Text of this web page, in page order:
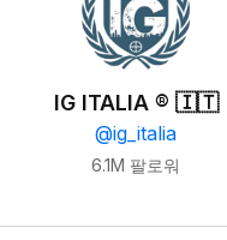
IG ITALIA ® 🇮🇹
@ig_italia
6.1M 팔로워